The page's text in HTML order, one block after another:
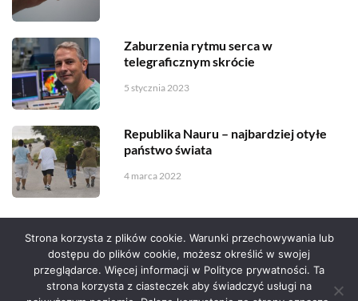
Zaburzenia rytmu serca w
telegraficznym skrócie
5 stycznia 2023
Republika Nauru – najbardziej otyłe
państwo świata
4 marca 2022
Serwis zaprojektował Grzegorz Sztank .
Strona korzysta z plików cookie. Warunki przechowywania lub
dostępu do plików cookie, możesz określić w swojej
przeglądarce. Więcej informacji w Polityce prywatności. Ta
strona korzysta z ciasteczek aby świadczyć usługi na